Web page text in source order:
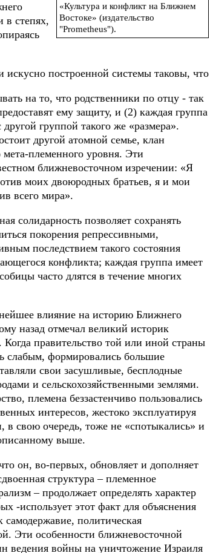
«Культура и конфликт на Ближнем
Востоке» (издательство
"Prometheus").
в степях,
построенной системы таковы, что
на то, что родственники по отцу - так
ему защиту, и (2) каждая группа
группой такого же «размера».
другой атомной семье, клан
племенного уровня. Эти
ближневосточном изречении: «Я
моих двоюродных братьев, я и мои
всего мира».
солидарность позволяет сохранять
покорения репрессивными,
последствием такого состояния
конфликта; каждая группа имеет
часто длятся в течение многих
влияние на историю Ближнего
назад отмечал великий историк
Когда правительство той или иной страны
слабым, формировались большие
свои засушливые, бесплодные
и сельскохозяйственными землями.
племена беззастенчиво пользовались
интересов, жестоко эксплуатируя
свою очередь, тоже не «спотыкались» и
выше.
он, во-первых, обновляет и дополняет
структура – племенное
– продолжает определять характер
-использует этот факт для объяснения
политическая
Эти особенности ближневосточной
ведения войны на уничтожение Израиля